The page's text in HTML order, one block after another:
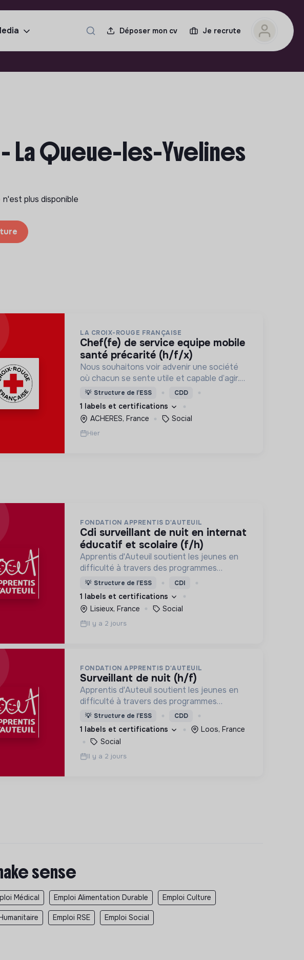
Déposer mon cv Je recrute
La Queue-les-Yvelines
n'est plus disponible
LA CROIX-ROUGE FRANÇAISE
chef(fe) de service equipe mobile
santé précarité (h/f/x)
Nous souhaitons voir advenir une société
où chacun se sente utile et capable d’agir.
Pour cela, nous proposons des moyens et
des lieux d’engagement innovants et
adaptés à tous.
💡 Structure de l’ESS CDD
1 labels et certifications
ACHERES, France
Social
Hier
FONDATION APPRENTIS D'AUTEUIL
cdi surveillant de nuit en internat
éducatif et scolaire (f/h)
Apprentis d'Auteuil soutient les jeunes en
difficulté à travers des programmes
d’accueil, d’éducation, de formation et
d’insertion pour leur permettre de devenir
des hommes et des femmes debout.
💡 Structure de l’ESS CDI
1 labels et certifications
Lisieux, France
Social
Il y a 2 jours
FONDATION APPRENTIS D'AUTEUIL
surveillant de nuit (h/f)
Apprentis d'Auteuil soutient les jeunes en
difficulté à travers des programmes
d’accueil, d’éducation, de formation et
d’insertion pour leur permettre de devenir
des hommes et des femmes debout.
💡 Structure de l’ESS CDD
1 labels et certifications
Loos, France
Social
Il y a 2 jours
sense
Médical Emploi Alimentation Durable Emploi Culture
Emploi RSE Emploi Social